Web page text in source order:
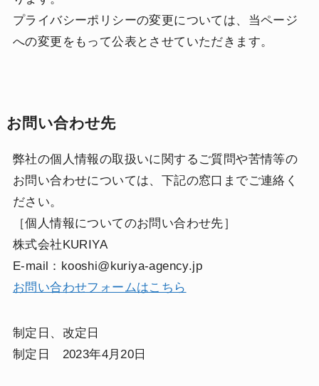
プライバシーポリシーの変更については、当ページ
への変更をもって公表とさせていただきます。
お問い合わせ先
弊社の個人情報の取扱いに関するご質問や苦情等の
お問い合わせについては、下記の窓口までご連絡く
ださい。
［個人情報についてのお問い合わせ先］
株式会社KURIYA
E-mail：kooshi@kuriya-agency.jp
お問い合わせフォームはこちら
制定日、改定日
制定日 2023年4月20日